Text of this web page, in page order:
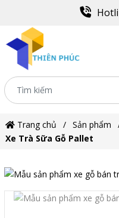
Trang chủ Sản phẩm
Xe Trà Sữa Gỗ Pallet